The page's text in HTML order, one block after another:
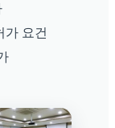
가 요건